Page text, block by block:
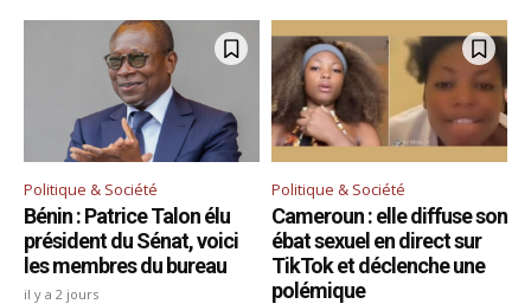
Politique & Société
Bénin : Patrice Talon élu
président du Sénat, voici
les membres du bureau
il y a 2 jours
Politique & Société
Cameroun : elle diffuse son
ébat sexuel en direct sur
TikTok et déclenche une
polémique